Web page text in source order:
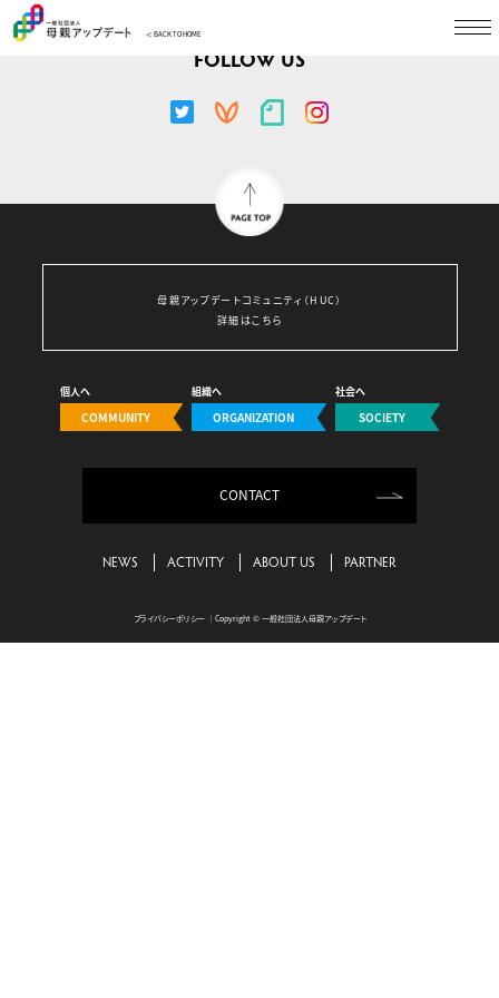
＜ BACK TO HOME
FOLLOW US
母親アップデートコミュニティ（HUC）
詳細はこちら
COMMUNITY
個人へ
ORGANIZATION
組織へ
SOCIETY
社会へ
CONTACT
NEWS ACTIVITY ABOUT US PARTNER
プライバシーポリシー｜Copyright © 一般社団法人母親アップデート